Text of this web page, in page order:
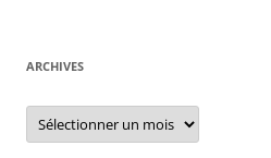
ARCHIVES
Archives